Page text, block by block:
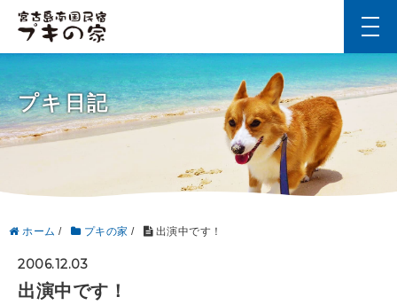
プキ日記
ホーム / プキの家 / 出演中です！
2006.12.03
出演中です！
t
o
g
g
l
v
a